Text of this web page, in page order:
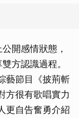
開感情狀態，
方認識過程。
藝節目《披荊斬
方很有歌唱實力
更自告奮勇介紹